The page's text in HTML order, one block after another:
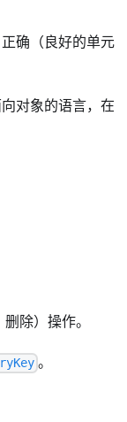
确（良好的单元
对象的语言，在
除）操作。
。